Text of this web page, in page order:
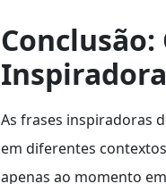
Conclusão:
As frases inspiradoras
em diferentes
apenas ao momento